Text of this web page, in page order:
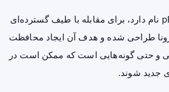
این واکسن که pEVAC-PS نام دارد، برای مقابله با طیف گسترده‌ای
طراحی شده و هدف آن ایجاد محافظت
و حتی گونه‌هایی است که ممکن است در
جدید شوند.